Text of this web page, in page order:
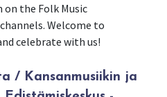
the Folk Music
Welcome to
celebrate with us!
/ Kansanmusiikin ja